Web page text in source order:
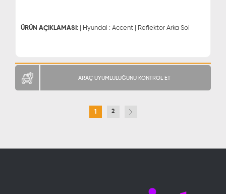
ÜRÜN AÇIKLAMASI: | Hyundai : Accent | Reflektör Arka Sol
ARAÇ UYUMLULUĞUNU KONTROL ET
1 2